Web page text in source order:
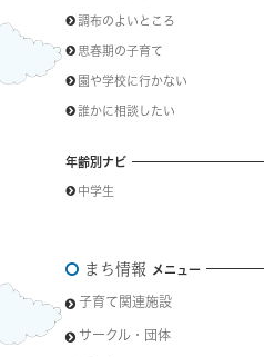
調布のよいところ
思春期の子育て
園や学校に行かない
誰かに相談したい
年齢別ナビ
中学生
まち情報 メニュー
子育て関連施設
サークル・団体